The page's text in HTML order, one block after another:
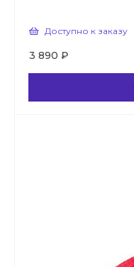
Доступно к заказу
3 890 ₽